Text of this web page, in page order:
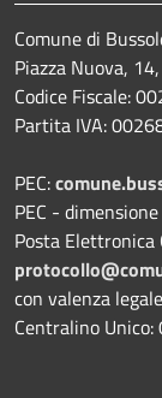
Comune di
Piazza Nuova,
Codice Fiscale:
Partita IVA:
PEC:
PEC -
Posta Elettronica
con valenza
Centralino